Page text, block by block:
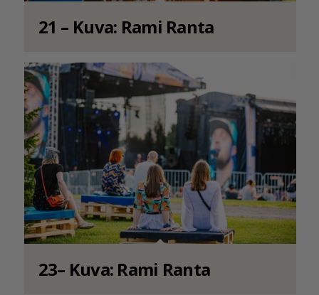
21 – Kuva: Rami Ranta
23– Kuva: Rami Ranta